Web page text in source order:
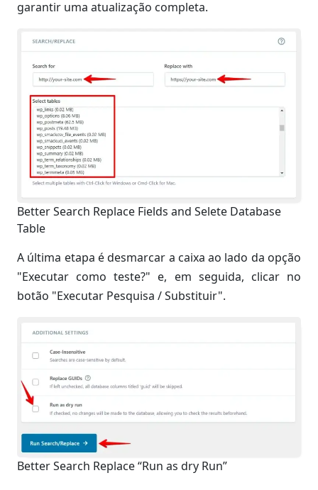
garantir uma atualização completa.
Better Search Replace Fields and Selete Database
Table
A última etapa é desmarcar a caixa ao lado da opção
"Executar como teste?" e, em seguida, clicar no
botão "Executar Pesquisa / Substituir".
Better Search Replace “Run as dry Run”